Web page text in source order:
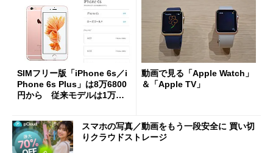
SIMフリー版「iPhone 6s／i
Phone 6s Plus」は8万6800
円から 従来モデルは1万以
動画で見る「Apple Watch」
＆「Apple TV」
スマホの写真／動画をもう一段安全に 買い切
りクラウドストレージ